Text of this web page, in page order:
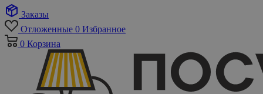
Заказы
Отложенные 0 Избранное
0 Корзина